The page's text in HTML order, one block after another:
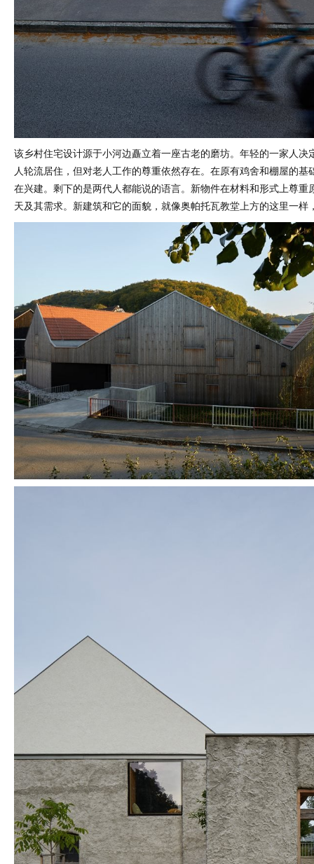
该乡村住宅设计源于小河边矗立着一座古老的磨坊。年轻的一家人决
人轮流居住，但对老人工作的尊重依然存在。在原有鸡舍和棚屋的基
在兴建。剩下的是两代人都能说的语言。新物件在材料和形式上尊重
天及其需求。新建筑和它的面貌，就像奥帕托瓦教堂上方的这里一样